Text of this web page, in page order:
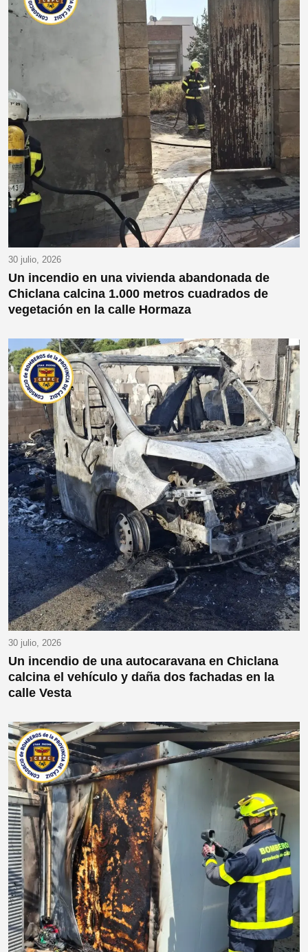
30 julio, 2026
Un incendio en una vivienda abandonada de
Chiclana calcina 1.000 metros cuadrados de
vegetación en la calle Hormaza
30 julio, 2026
Un incendio de una autocaravana en Chiclana
calcina el vehículo y daña dos fachadas en la
calle Vesta